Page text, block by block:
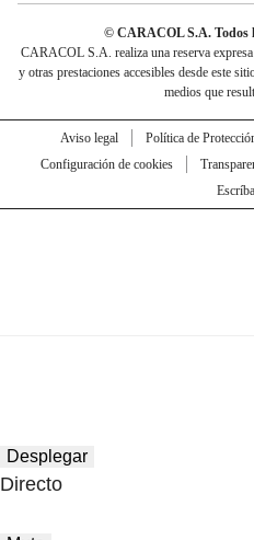
© CARACOL S.A. Todos
CARACOL S.A. realiza una reserva
y otras prestaciones accesibles desde este
medios que
Aviso legal Política de
Configuración de cookies
Desplegar
Directo